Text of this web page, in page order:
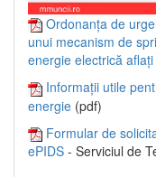
Ordonanța de
unui mecanism de
energie electrică
Informații utile
energie (pdf)
Formular de
ePIDS - Serviciul de